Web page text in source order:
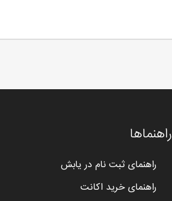
راهنماها
راهنمای ثبت نام در یابش
راهنمای خرید اکانت